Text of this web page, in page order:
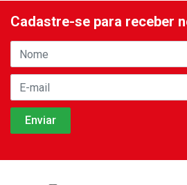
Cadastre-se para receber